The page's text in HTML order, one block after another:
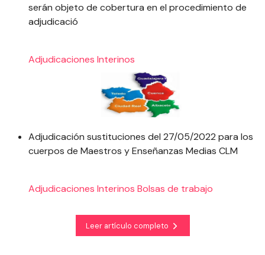
serán objeto de cobertura en el procedimiento de
adjudicació
Adjudicaciones Interinos
Adjudicación sustituciones del 27/05/2022 para los
cuerpos de Maestros y Enseñanzas Medias CLM
Adjudicaciones Interinos Bolsas de trabajo
Leer artículo completo